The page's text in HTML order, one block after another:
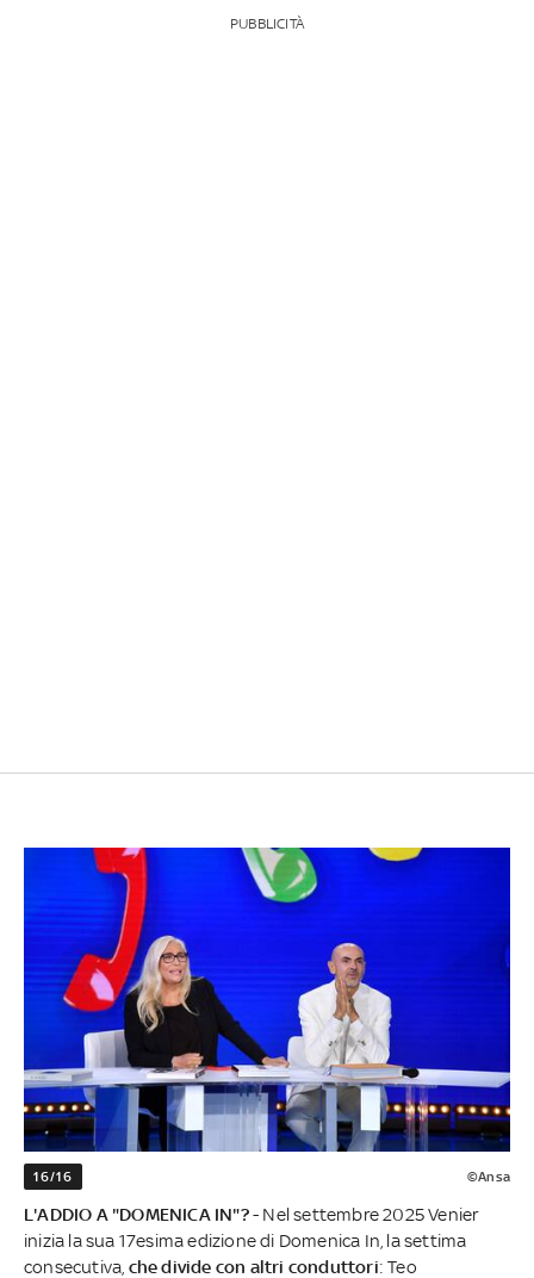
PUBBLICITÀ
16/16 ©Ansa
L'ADDIO A "DOMENICA IN"?- Nel settembre 2025 Venier
inizia la sua 17esima edizione di Domenica In, la settima
consecutiva, che divide con altri conduttori: Teo